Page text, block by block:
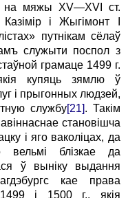
на мяжы XV—XVI ст.
і Жыгімонт I
путнікам сёлаў
служыти поспол з
грамаце 1499 г.
купяць зямлю ў
і прыгонных людзей,
службу[21]. Такім
становішча
і яго ваколіцах, да
блізкае да
ў выніку выдання
кае права
і 1500 г., якія